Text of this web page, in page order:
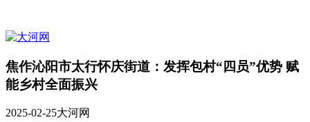
焦作沁阳市太行怀庆街道：发挥包村“四员”优势 赋
能乡村全面振兴
2025-02-25大河网